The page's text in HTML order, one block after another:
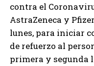
contra el
AstraZeneca y
lunes, para iniciar
de refuerzo al
primera y segunda